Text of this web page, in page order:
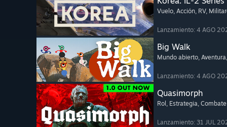
Vuelo, Acción, RV,
Lanzamiento: 4 AGO
Big Walk
Mundo abierto, Aventura
Lanzamiento: 4 AGO
Quasimorph
Rol , Estrategia,
Lanzamiento: 31 JUL